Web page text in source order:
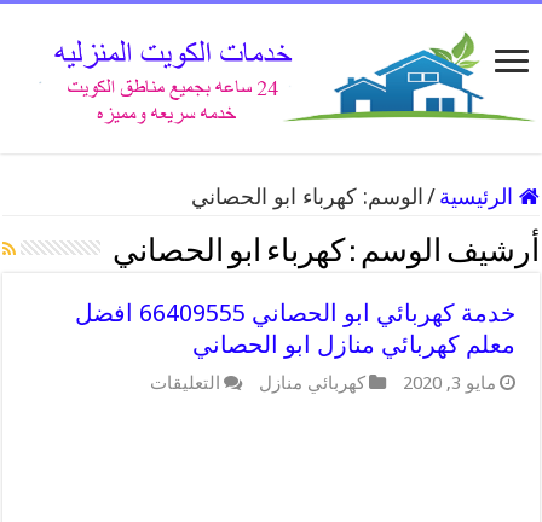
الرئيسية / الوسم:كهرباء ابو الحصاني
أرشيف الوسم : كهرباء ابو الحصاني
خدمة كهربائي ابو الحصاني 66409555 افضل
معلم كهربائي منازل ابو الحصاني
مايو 3, 2020 كهربائي منازل التعليقات